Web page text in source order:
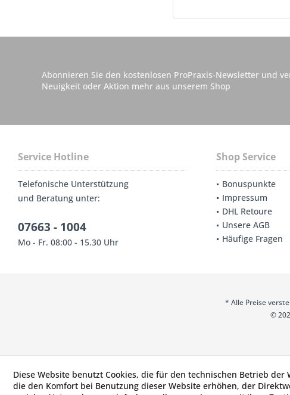
Abonnieren Sie den kostenlosen ProPraxis-Newsletter und
Neuigkeit oder Aktion mehr aus unserem Shop
Service Hotline
Telefonische Unterstützung
und Beratung unter:
07663 - 1004
Mo - Fr. 08:00 - 15.30 Uhr
Shop Service
Bonuspunkte
Impressum
DHL Retoure
Unsere AGB
Häufige Fragen
* Alle Preise
©
Diese Website benutzt Cookies, die für den technischen Betrieb
die den Komfort bei Benutzung dieser Website erhöhen, der